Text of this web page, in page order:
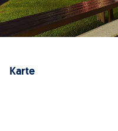
Karte